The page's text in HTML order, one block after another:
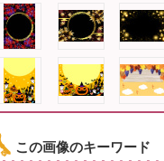
この画像のキーワード